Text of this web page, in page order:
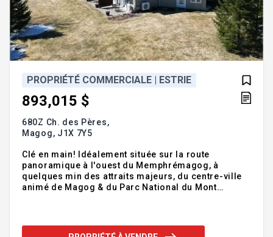
PROPRIÉTÉ COMMERCIALE | ESTRIE
893,015 $
680Z Ch. des Pères,
Magog, J1X 7Y5
Clé en main! Idéalement située sur la route
panoramique à l'ouest du Memphrémagog, à
quelques min des attraits majeurs, du centre-ville
animé de Magog & du Parc National du Mont
lumineuse maison abrite une auberge de 4